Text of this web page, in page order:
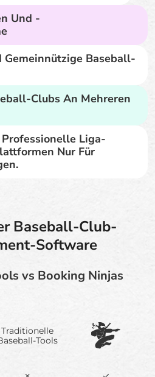
Und -
Gemeinnützige Baseball-
Clubs An Mehreren
Liga-
Nur Für
Baseball-Club-
Software
vs Booking Ninjas
Traditionelle
Tools